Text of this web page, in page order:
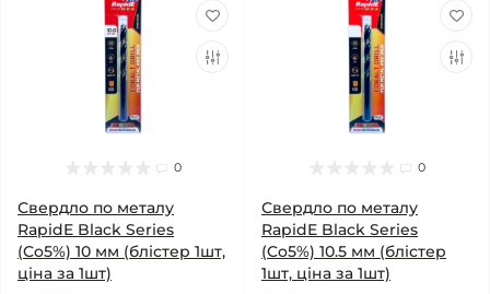
0
Свердло по металу
RapidE Black Series
(Co5%) 10 мм (блістер 1шт,
ціна за 1шт)
0
Свердло по металу
RapidE Black Series
(Co5%) 10.5 мм (блістер
1шт, ціна за 1шт)